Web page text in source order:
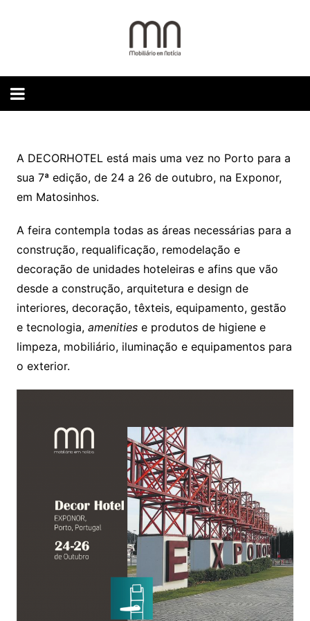
A DECORHOTEL está mais uma vez no Porto para a
sua 7ª edição, de 24 a 26 de outubro, na Exponor,
em Matosinhos.
A feira contempla todas as áreas necessárias para a
construção, requalificação, remodelação e
decoração de unidades hoteleiras e afins que vão
desde a construção, arquitetura e design de
interiores, decoração, têxteis, equipamento, gestão
e tecnologia, amenities e produtos de higiene e
limpeza, mobiliário, iluminação e equipamentos para
o exterior.